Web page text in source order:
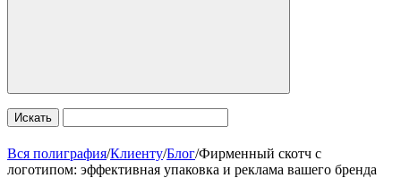
Искать
Вся полиграфия/Клиенту/Блог/Фирменный скотч с
логотипом: эффективная упаковка и реклама вашего бренда